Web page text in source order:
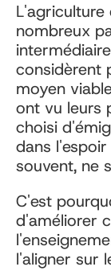
nombreux
considèrent
moyen
ont vu leurs
choisi
dans
souvent, ne
C'est
d'améliorer
l'aligner sur